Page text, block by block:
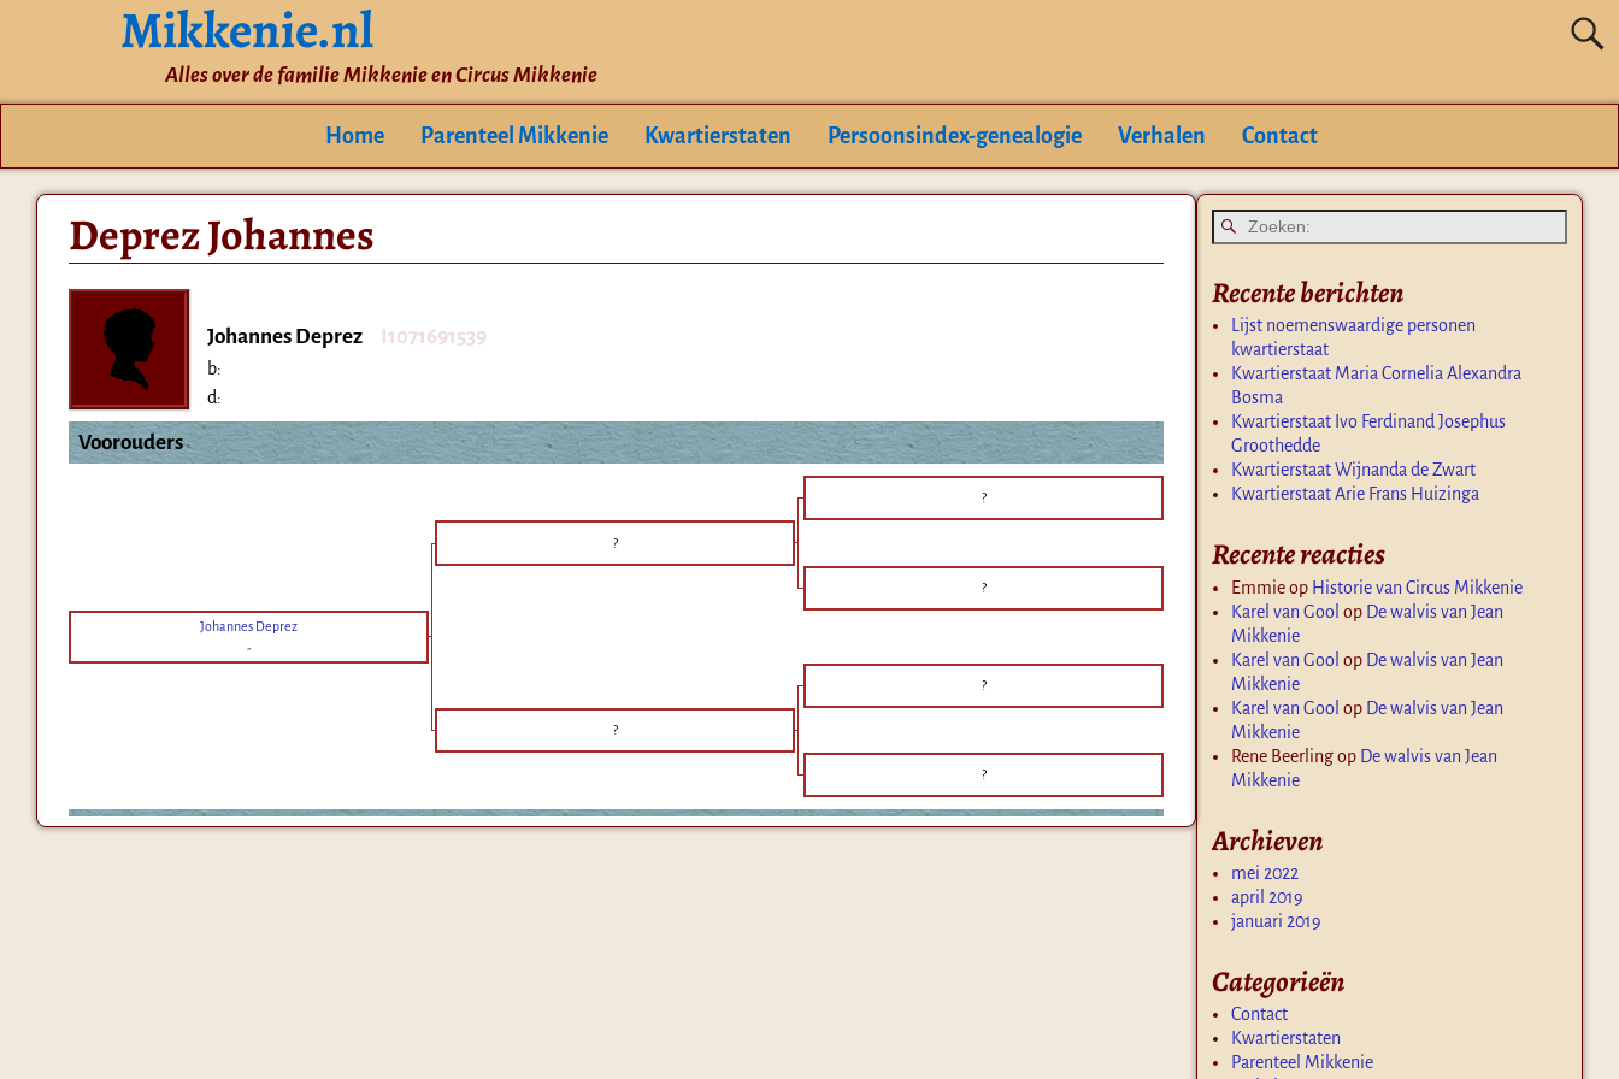
Mikkenie.nl
Alles over de familie Mikkenie en Circus Mikkenie
Home Parenteel Mikkenie Kwartierstaten Persoonsindex-genealogie Verhalen Contact
Deprez Johannes
Johannes Deprez I1071691539
b:
d:
Voorouders
?
?
?
Johannes Deprez
-
?
?
?
Recente berichten
Lijst noemenswaardige personen
kwartierstaat
Kwartierstaat Maria Cornelia Alexandra
Bosma
Kwartierstaat Ivo Ferdinand Josephus
Groothedde
Kwartierstaat Wijnanda de Zwart
Kwartierstaat Arie Frans Huizinga
Recente reacties
Emmieop Historie van Circus Mikkenie
Karel van Gool op De walvis van Jean
Mikkenie
Karel van Gool op De walvis van Jean
Mikkenie
Karel van Gool op De walvis van Jean
Mikkenie
Rene Beerlingop De walvis van Jean
Mikkenie
Archieven
mei 2022
april 2019
januari 2019
Categorieën
Contact
Kwartierstaten
Parenteel Mikkenie